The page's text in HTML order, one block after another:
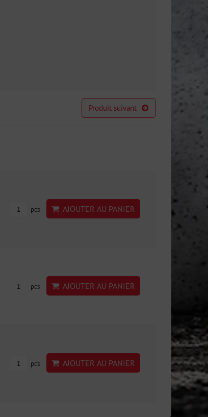
Produit suivant
pcs AJOUTER AU PANIER
pcs AJOUTER AU PANIER
pcs AJOUTER AU PANIER